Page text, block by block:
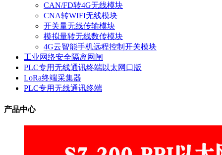
CAN/FD转4G无线模块
CNA转WIFI无线模块
开关量无线传输模块
模拟量转无线数传模块
4G云智能手机远程控制开关模块
工业网络安全隔离网闸
PLC专用无线通讯终端以太网口版
LoRa终端采集器
PLC专用无线通讯终端
产品中心